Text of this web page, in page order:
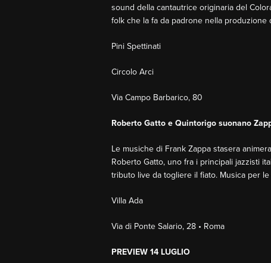
sound della cantautrice originaria del
folk che la fa da padrone nella produzione
Pini Spettinati
Circolo Arci
Via Campo Barbarico, 80
Roberto Gatto e Quintorigo suonano
Le musiche di Frank Zappa stasera
Roberto Gatto, uno fra i principali jazzisti
tributo live da togliere il fiato. Musica per
Villa Ada
Via di Ponte Salario, 28 • Roma
PREVIEW 14 LUGLIO